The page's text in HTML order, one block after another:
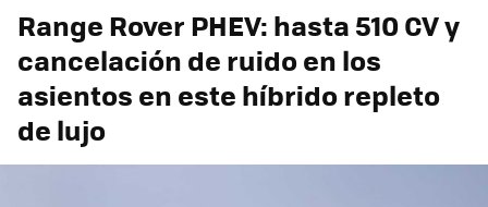
Range Rover PHEV: hasta 510 CV y
cancelación de ruido en los
asientos en este híbrido repleto
de lujo